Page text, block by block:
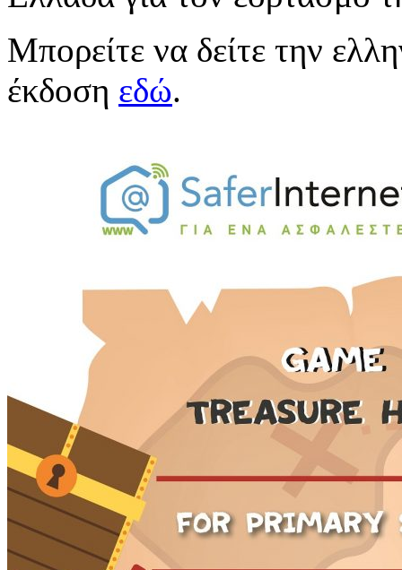
Μπορείτε να δείτε την
έκδοση εδώ.